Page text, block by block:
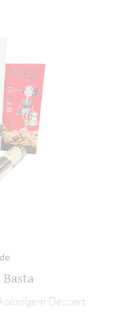
Dessert